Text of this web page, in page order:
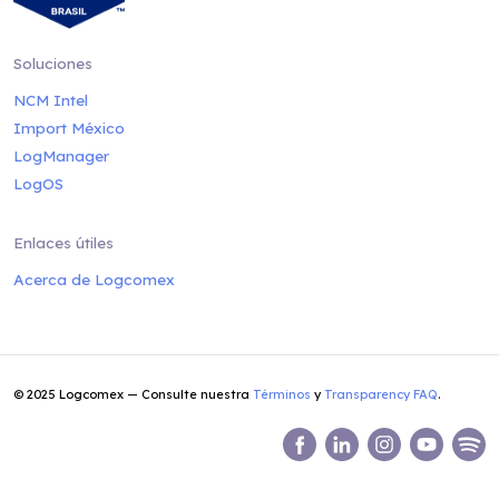
Soluciones
NCM Intel
Import México
LogManager
LogOS
Enlaces útiles
Acerca de Logcomex
© 2025 Logcomex — Consulte nuestra Términos y Transparency FAQ.